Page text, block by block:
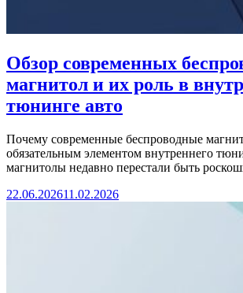
Обзор современных
магнитол и их роль в
тюнинге авто
Почему современные беспроводные
обязательным элементом внутреннего
магнитолы недавно перестали быть
22.06.202611.02.2026